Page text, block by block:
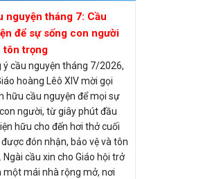
nguyện tháng 7: Cầu
để sự sống con người
tôn trọng
ý cầu nguyện tháng 7/2026,
hoàng Lêô XIV mời gọi
hữu cầu nguyện để mọi sự
người, từ giây phút đầu
hữu cho đến hơi thở cuối
đón nhận, bảo vệ và tôn
Ngài cầu xin cho Giáo hội trở
một mái nhà rộng mở, nơi